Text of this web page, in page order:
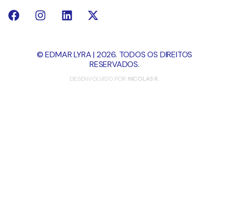
© EDMAR LYRA | 2026. TODOS OS DIREITOS
RESERVADOS.
DESENVOLVIDO POR NICOLAS R.